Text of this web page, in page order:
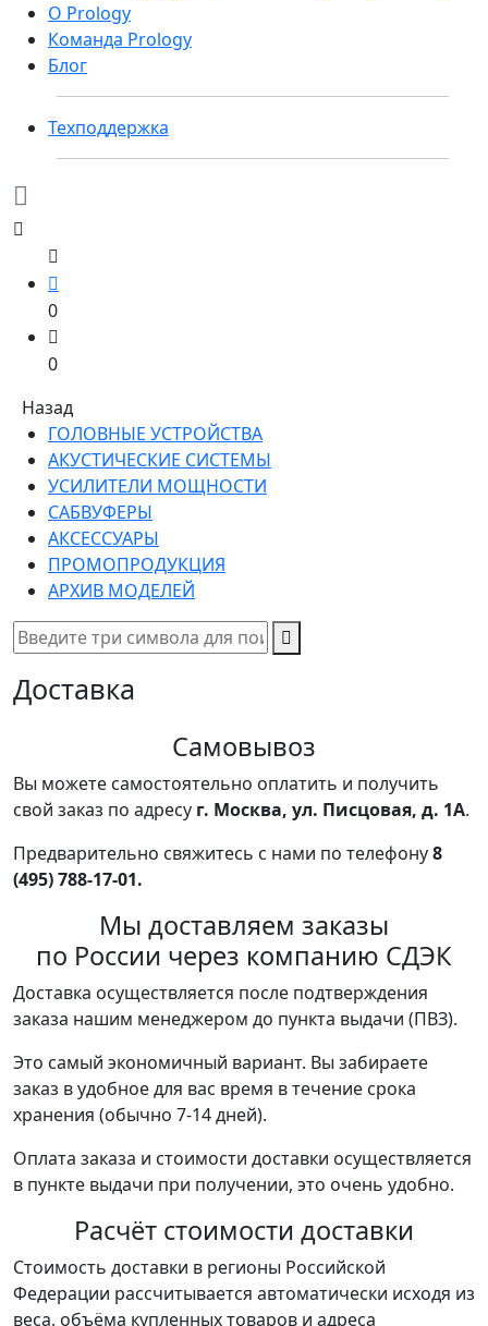
О Prology
Команда Prology
Блог
Техподдержка
0
0
Назад
ГОЛОВНЫЕ УСТРОЙСТВА
АКУСТИЧЕСКИЕ СИСТЕМЫ
УСИЛИТЕЛИ МОЩНОСТИ
САБВУФЕРЫ
АКСЕССУАРЫ
ПРОМОПРОДУКЦИЯ
АРХИВ МОДЕЛЕЙ
Доставка
Самовывоз
Вы можете самостоятельно оплатить и получить
свой заказ по адресу г. Москва, ул. Писцовая, д. 1А.
Предварительно свяжитесь с нами по телефону8
(495) 788-17-01.
Мы доставляем заказы
по России через компанию СДЭК
Доставка осуществляется после подтверждения
заказа нашим менеджером до пункта выдачи (ПВЗ).
Это самый экономичный вариант. Вы забираете
заказ в удобное для вас время в течение срока
хранения (обычно 7-14 дней).
Оплата заказа и стоимости доставки осуществляется
в пункте выдачи при получении, это очень удобно.
Расчёт стоимости доставки
Стоимость доставки в регионы Российской
Федерации рассчитывается автоматически исходя из
веса, объёма купленных товаров и адреса